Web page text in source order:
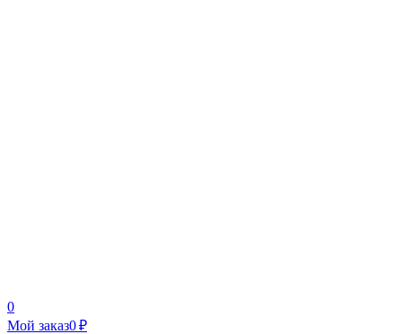
0
Мой заказ0 ₽